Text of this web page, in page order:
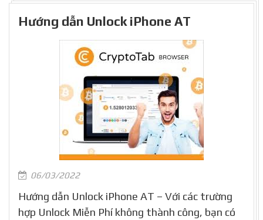
Hướng dẫn Unlock iPhone AT
06/03/2022
Hướng dẫn Unlock iPhone AT – Với các trường
hợp Unlock Miễn Phí không thành công, bạn có